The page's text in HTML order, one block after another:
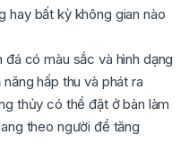
hay bất kỳ không gian nào
có màu sắc và hình dạng
hấp thu và phát ra
thủy có thể đặt ở bàn làm
theo người để tăng